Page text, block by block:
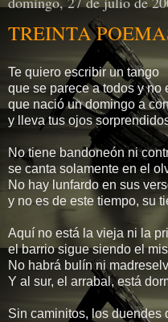
TREINTA
Te quiero escribir un tango
que se parece a todos y no
que nació un domingo a
y lleva tus ojos
No tiene bandoneón ni
se canta solamente en el
No hay lunfardo en sus
y no es de este tiempo, su
Aquí no está la vieja ni la
el barrio sigue siendo el
No habrá bulín ni
Y al sur, el arrabal, está
Sin caminitos, los duendes